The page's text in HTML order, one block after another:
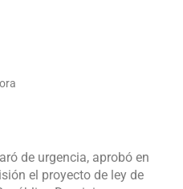
de urgencia, aprobó en
el proyecto de ley de